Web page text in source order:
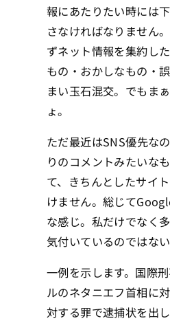
報にあたりたい時には
さなければなりません
ずネット情報を集約し
もの・おかしなもの・
まい玉石混交。でもま
ょ。
ただ最近はSNS優先な
りのコメントみたいな
て、きちんとしたサイ
けません。総じて
な感じ。私だけでなく
気付いているのではない
一例を示します。国際
ルのネタニエフ首相に
対する罪で逮捕状を出